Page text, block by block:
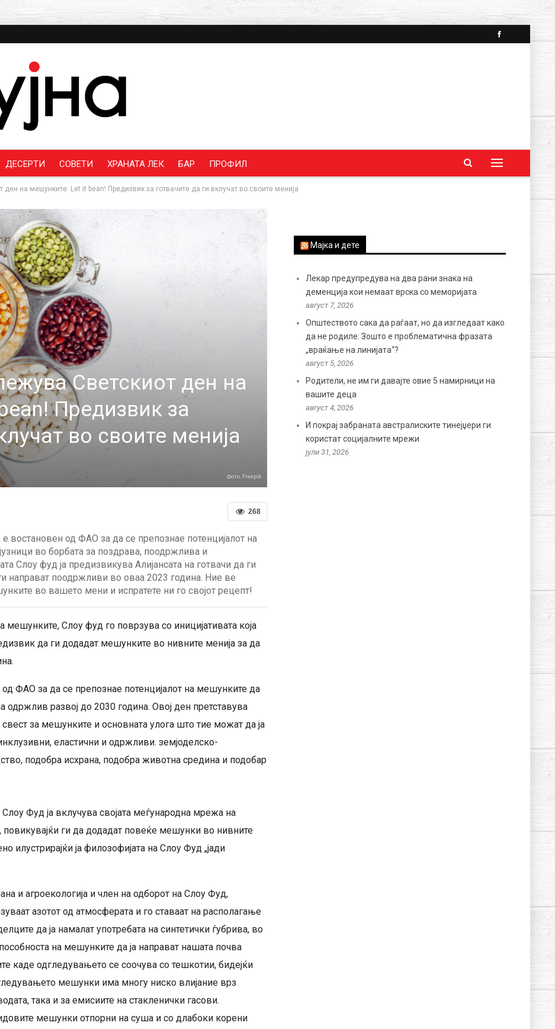
ДЕСЕРТИ СОВЕТИ ХРАНАТА ЛЕК БАР ПРОФИЛ
на мешунките: Let it bean! Предизвик за готвачите да ги вклучат во своите менија
Светскиот ден на
Предизвик за
во своите менија
Фото: Freepik
268
востановен од ФАО за да се препознае потенцијалот на
во борбата за поздрава, поодржлива и
Слоу фуд ја предизвикува Алијансата на готвачи да ги
направат поодржливи во оваа 2023 година. Ние ве
во вашето мени и испратете ни го својот рецепт!
Слоу фуд го поврзува со иницијативата која
да ги додадат мешунките во нивните менија за да
ФАО за да се препознае потенцијалот на мешунките да
одржлив развој до 2030 година. Овој ден претставува
за мешунките и основната улога што тие можат да ја
еластични и одржливи. земјоделско-
подобра исхрана, подобра животна средина и подобар
Фуд ја вклучува својата меѓународна мрежа на
повикувајќи ги да додадат повеќе мешунки во нивните
илустрирајќи ја филозофијата на Слоу Фуд „јади
и агроекологија и член на одборот на Слоу Фуд,
азотот од атмосферата и го ставаат на располагање
да ја намалат употребата на синтетички ѓубрива, во
на мешунките да ја направат нашата почва
каде одгледувањето се соочува со тешкотии, бидејќи
мешунки има многу ниско влијание врз
така и за емисиите на стакленички гасови.
мешунки отпорни на суша и со длабоки корени
Мајка и дете
Лекар предупредува на два рани знака на
деменција кои немаат врска со меморијата
август 7, 2026
Општеството сака да раѓаат, но да изгледаат како
да не родиле: Зошто е проблематична фразата
„враќање на линијата“?
август 5, 2026
Родители, не им ги давајте овие 5 намирници на
вашите деца
август 4, 2026
И покрај забраната австралиските тинејџери ги
користат социјалните мрежи
јули 31, 2026